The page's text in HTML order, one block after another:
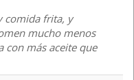
comida frita, y
mucho menos
con más aceite que